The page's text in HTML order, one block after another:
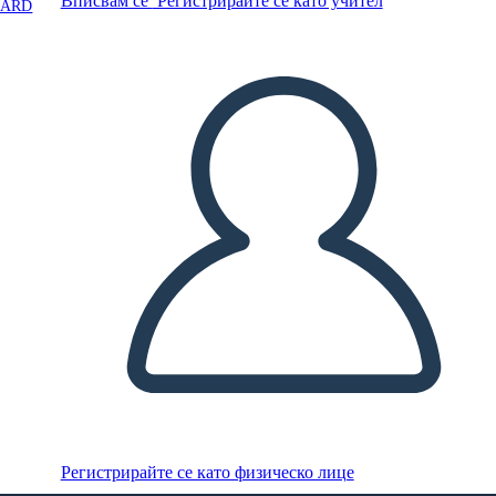
Регистрирайте се като физическо лице